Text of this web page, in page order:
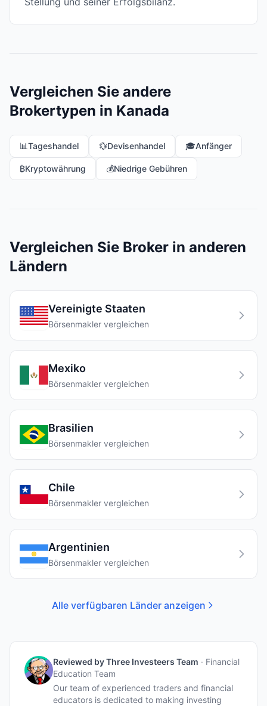
Vergleichen Sie andere
Brokertypen in Kanada
📊Tageshandel 💱Devisenhandel 🎓Anfänger
₿Kryptowährung 💰Niedrige Gebühren
Vergleichen Sie Broker in anderen
Ländern
Vereinigte Staaten
Börsenmakler vergleichen
Mexiko
Börsenmakler vergleichen
Brasilien
Börsenmakler vergleichen
Chile
Börsenmakler vergleichen
Argentinien
Börsenmakler vergleichen
Alle verfügbaren Länder anzeigen
Reviewed byThree Investeers Team · Financial
Education Team
Our team of experienced traders and financial
educators is dedicated to making investing